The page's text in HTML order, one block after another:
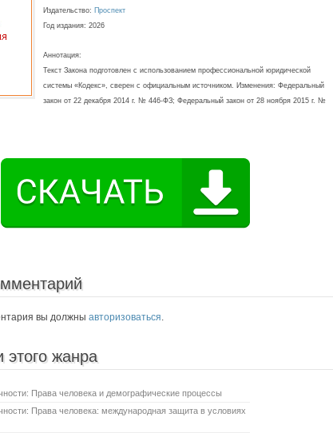
Издательство: Проспект
Год издания: 2026
Аннотация:
Текст Закона подготовлен с использованием профессиональной юридической
системы «Кодекс», сверен с официальным источником. Изменения: Федеральный
закон от 22 декабря 2014 г. № 446-ФЗ; Федеральный закон от 28 ноября 2015 г. №
вы должны авторизоваться.
этого жанра
Права человека и демографические процессы
Права человека: международная защита в условиях